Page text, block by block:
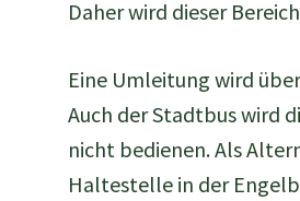
Daher wird dieser
Eine Umleitung wird
Auch der Stadtbus wird
nicht bedienen. Als
Haltestelle in der